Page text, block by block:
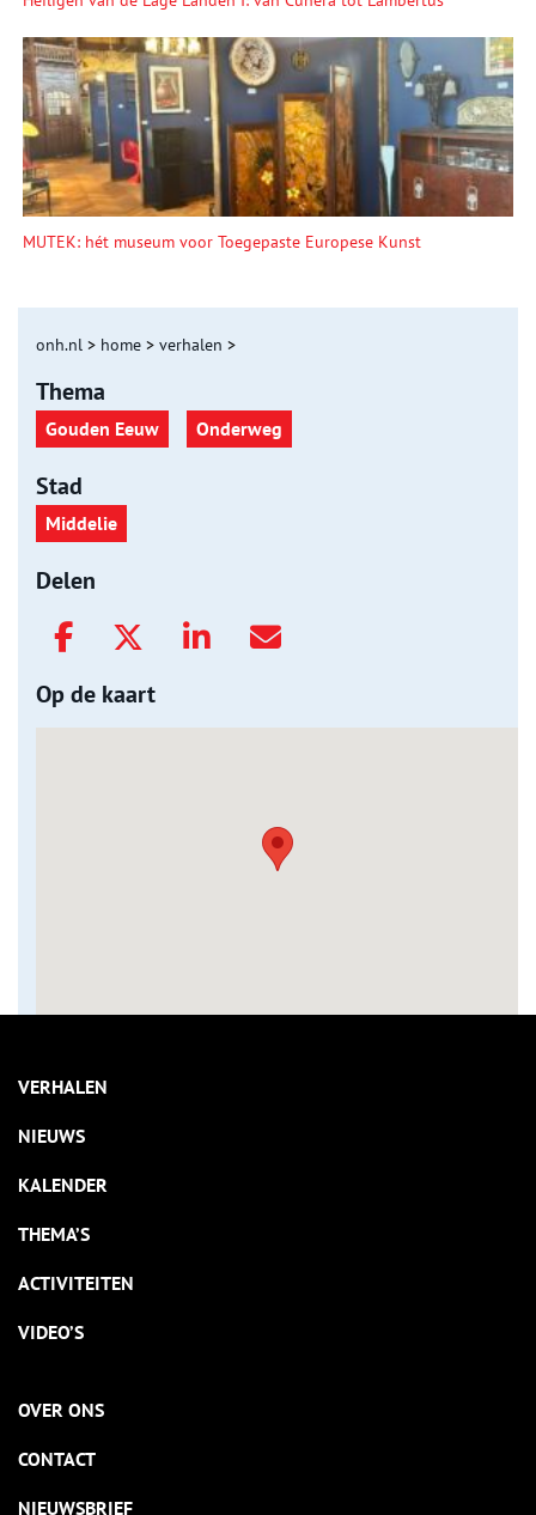
MUTEK: hét museum voor Toegepaste Europese Kunst
onh.nl > home > verhalen >
Thema
Gouden Eeuw Onderweg
Stad
Middelie
Delen
Op de kaart
VERHALEN
NIEUWS
KALENDER
THEMA’S
ACTIVITEITEN
VIDEO’S
OVER ONS
CONTACT
NIEUWSBRIEF